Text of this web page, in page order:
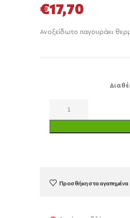
€17,70
Ανοξείδωτο παγουράκι
Προσθήκη στα αγαπημένα